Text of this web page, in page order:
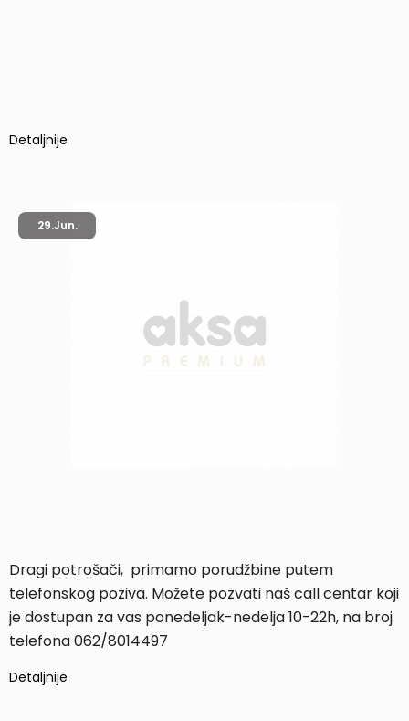
Detaljnije
29.Jun.
Dragi potrošači, primamo porudžbine putem
telefonskog poziva. Možete pozvati naš call centar koji
je dostupan za vas ponedeljak-nedelja 10-22h, na broj
telefona 062/8014497
Detaljnije